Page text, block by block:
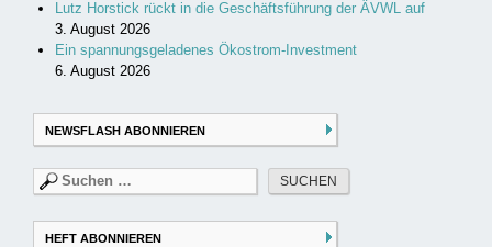
Lutz Horstick rückt in die Geschäftsführung der ÄVWL auf
3. August 2026
Ein spannungsgeladenes Ökostrom-Investment
6. August 2026
NEWSFLASH ABONNIEREN
Suchen
nach:
HEFT ABONNIEREN